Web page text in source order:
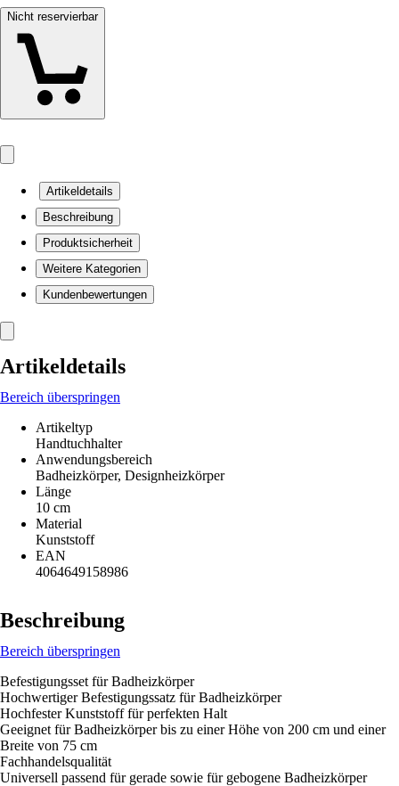
Nicht reservierbar
Artikeldetails
Beschreibung
Produktsicherheit
Weitere Kategorien
Kundenbewertungen
Artikeldetails
Bereich überspringen
Artikeltyp
Handtuchhalter
Anwendungsbereich
Badheizkörper, Designheizkörper
Länge
10 cm
Material
Kunststoff
EAN
4064649158986
Beschreibung
Bereich überspringen
Befestigungsset für Badheizkörper
Hochwertiger Befestigungssatz für Badheizkörper
Hochfester Kunststoff für perfekten Halt
Geeignet für Badheizkörper bis zu einer Höhe von 200 cm und einer
Breite von 75 cm
Fachhandelsqualität
Universell passend für gerade sowie für gebogene Badheizkörper